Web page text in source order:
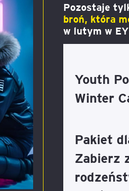
Pozostaje
broń, która
w lutym w
Youth
Winter
Pakiet
Zabierz